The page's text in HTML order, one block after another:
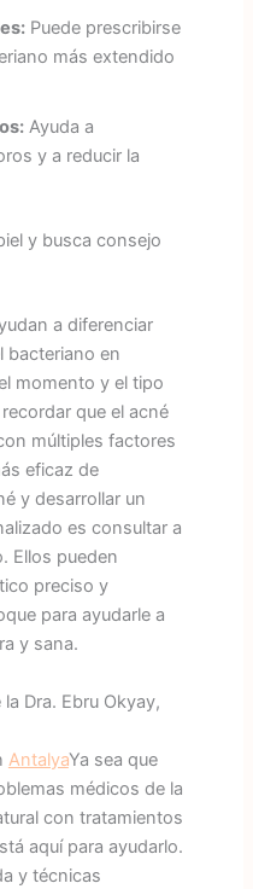
Puede prescribirse
más extendido
Ayuda a
y a reducir la
y busca consejo
a diferenciar
bacteriano en
momento y el tipo
que el acné
múltiples factores
eficaz de
y desarrollar un
es consultar a
Ellos pueden
preciso y
para ayudarle a
y sana.
Dra. Ebru Okyay,
AntalyaYa sea que
médicos de la
con tratamientos
aquí para ayudarlo.
y técnicas